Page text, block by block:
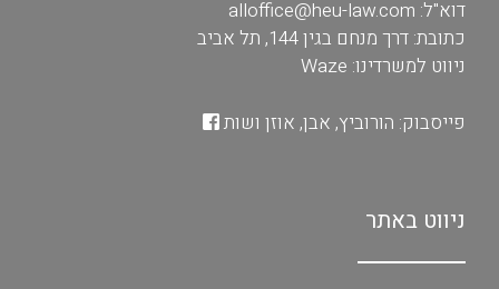
דוא"ל: alloffice@heu-law.com
כתובת: דרך מנחם בגין 144, תל אביב
ניווט למשרדינו: Waze
פייסבוק: הורוביץ, אבן, אוזן ושות
ניווט באתר